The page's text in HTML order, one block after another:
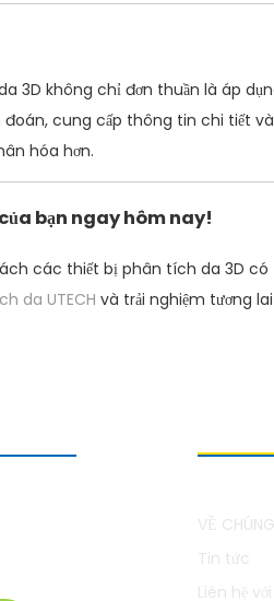
3D không chỉ đơn thuần là áp
cung cấp thông tin chi tiết
hóa hơn.
bạn ngay hôm nay!
các thiết bị phân tích da 3D
da UTECH và trải nghiệm tương
VỀ
Tin tức
Liên hệ